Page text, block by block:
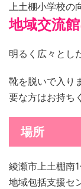
上土棚小学校の
地域交流
明るく広々とし
靴を脱いで入り
要な方はお持ち
場所
綾瀬市上土棚南
地域包括支援セ